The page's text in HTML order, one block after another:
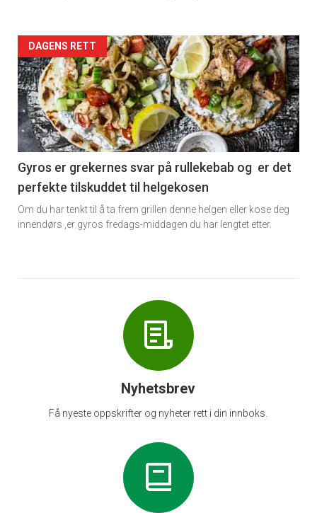
Forsiden
akkurat
nå
-
6
DAGENS RETT
Gyros er grekernes svar på rullekebab og er det
perfekte tilskuddet til helgekosen
Om du har tenkt til å ta frem grillen denne helgen eller kose deg
innendørs ,er gyros fredags-middagen du har lengtet etter.
Nyhetsbrev
Få nyeste oppskrifter og nyheter rett i din innboks.